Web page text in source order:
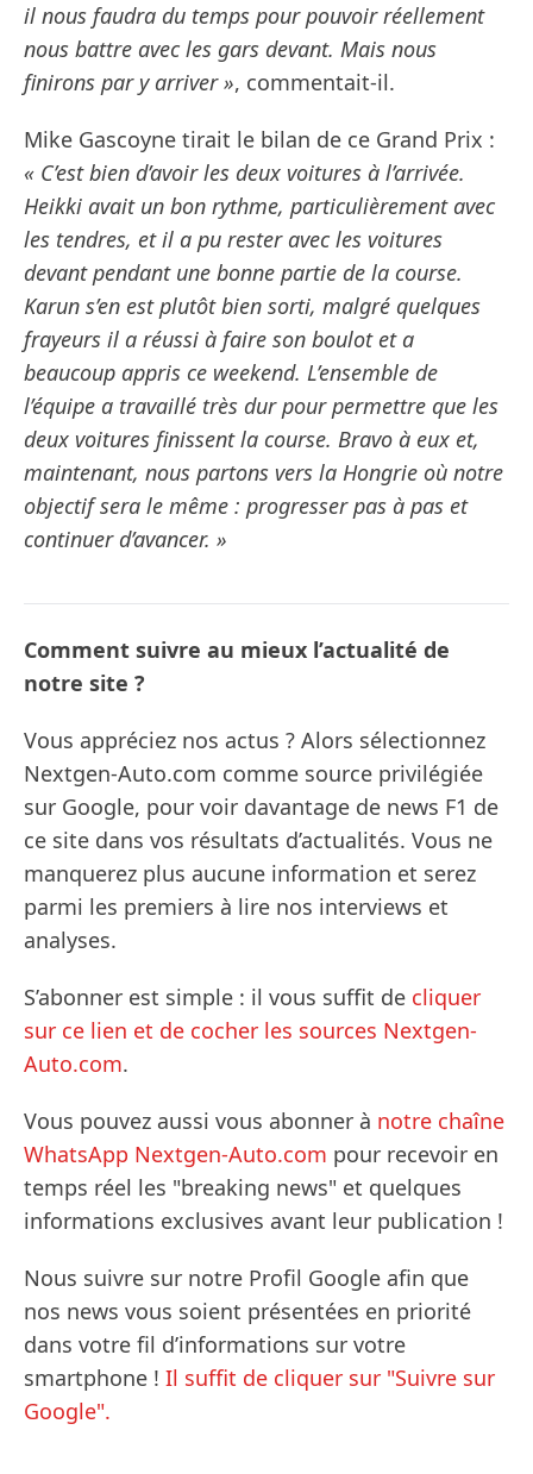
il nous faudra du temps pour pouvoir réellement
nous battre avec les gars devant. Mais nous
finirons par y arriver », commentait-il.
Mike Gascoyne tirait le bilan de ce Grand Prix :
« C’est bien d’avoir les deux voitures à l’arrivée.
Heikki avait un bon rythme, particulièrement avec
les tendres, et il a pu rester avec les voitures
devant pendant une bonne partie de la course.
Karun s’en est plutôt bien sorti, malgré quelques
frayeurs il a réussi à faire son boulot et a
beaucoup appris ce weekend. L’ensemble de
l’équipe a travaillé très dur pour permettre que les
deux voitures finissent la course. Bravo à eux et,
maintenant, nous partons vers la Hongrie où notre
objectif sera le même : progresser pas à pas et
continuer d’avancer. »
Comment suivre au mieux l’actualité de
notre site ?
Vous appréciez nos actus ? Alors sélectionnez
Nextgen-Auto.com comme source privilégiée
sur Google, pour voir davantage de news F1 de
ce site dans vos résultats d’actualités. Vous ne
manquerez plus aucune information et serez
parmi les premiers à lire nos interviews et
analyses.
S’abonner est simple : il vous suffit de cliquer
sur ce lien et de cocher les sources Nextgen-
Auto.com.
Vous pouvez aussi vous abonner à notre chaîne
WhatsApp Nextgen-Auto.com pour recevoir en
temps réel les "breaking news" et quelques
informations exclusives avant leur publication !
Nous suivre sur notre Profil Google afin que
nos news vous soient présentées en priorité
dans votre fil d’informations sur votre
smartphone ! Il suffit de cliquer sur "Suivre sur
Google".